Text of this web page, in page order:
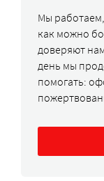
Мы
как можно
доверяют
день мы
помогать: